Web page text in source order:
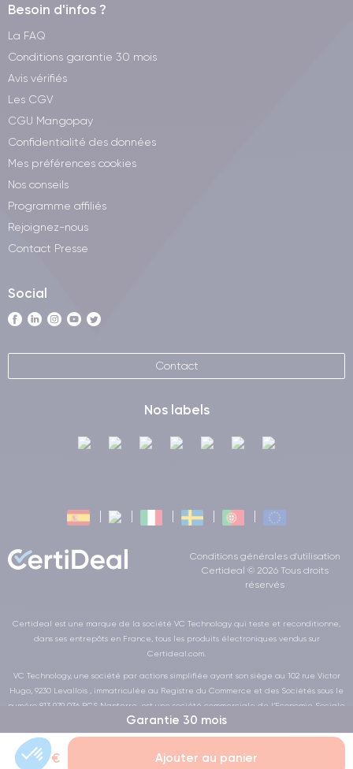
Garantie 30 mois
16,99 € Ajouter au panier
Besoin d'infos ?
La FAQ
Conditions garantie 30 mois
Avis vérifiés
Les CGV
CGU Mangopay
Confidentialité des données
Mes préférences cookies
Nos conseils
Programme affiliés
Rejoignez-nous
Contact Presse
Social
Contact
Nos labels
Conditions générales d'utilisation
Certideal © 2026 Tous droits
réservés
Certideal est une marque de la société VC Technology qui teste et reconditionne,
dans ses entrepôts en France, tous les produits électroniques vendus sur
Certideal.com.
VC Technology, une société par actions simplifiée ayant son siège au 102 rue Victor
Hugo, 9230 Levallois , immatriculée au Registre du Commerce et des Sociétés sous le
numéro 813 979 036 RCS Nanterre, est une société commerciale de l’Economie Sociale
et Solidaire au sens de la loi de la LOI n° 2014-856 du 31 juillet 2014